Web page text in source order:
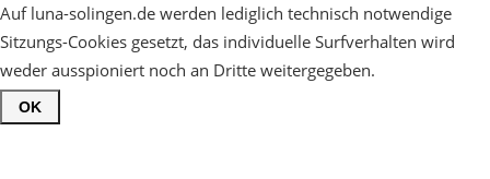
Auf luna-solingen.de werden lediglich technisch notwendige
Sitzungs-Cookies gesetzt, das individuelle Surfverhalten wird
weder ausspioniert noch an Dritte weitergegeben.
OK